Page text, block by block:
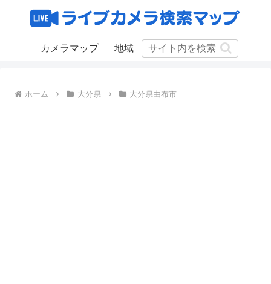
カメラマップ 地域
ホーム 大分県 大分県由布市